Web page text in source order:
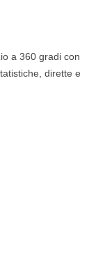
a 360 gradi con
dirette e